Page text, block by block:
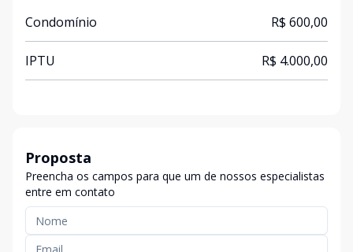
Condomínio R$ 600,00
IPTU R$ 4.000,00
Proposta
Preencha os campos para que um de nossos especialistas
entre em contato